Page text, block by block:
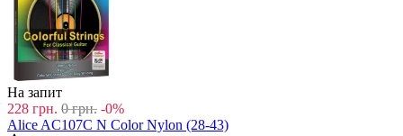
На запит
228 грн. 0 грн. -0%
Alice AC107C N Color Nylon (28-43)